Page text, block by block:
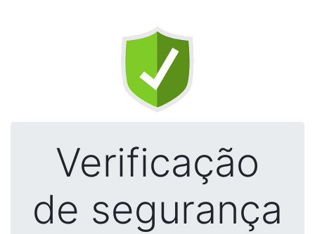
Verificação
de segurança